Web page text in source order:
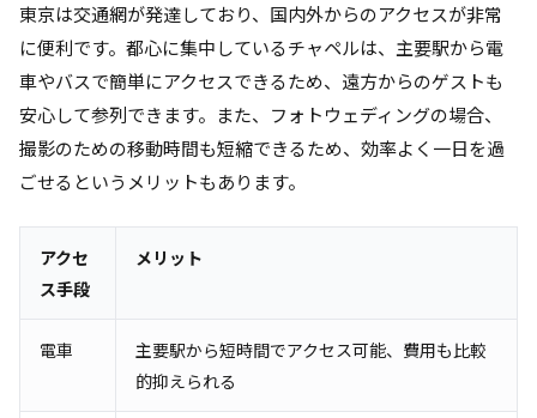
東京は交通網が発達しており、国内外からのアクセスが非常
に便利です。都心に集中しているチャペルは、主要駅から電
車やバスで簡単にアクセスできるため、遠方からのゲストも
安心して参列できます。また、フォトウェディングの場合、
撮影のための移動時間も短縮できるため、効率よく一日を過
ごせるというメリットもあります。
アクセ
ス手段
メリット
電車
主要駅から短時間でアクセス可能、費用も比較
的抑えられる